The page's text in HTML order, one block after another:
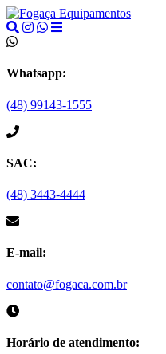
Whatsapp:
(48) 99143-1555
SAC:
(48) 3443-4444
E-mail:
contato@fogaca.com.br
Horário de atendimento: